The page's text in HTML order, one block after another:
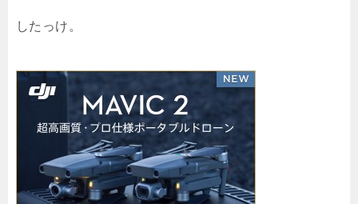
したっけ。